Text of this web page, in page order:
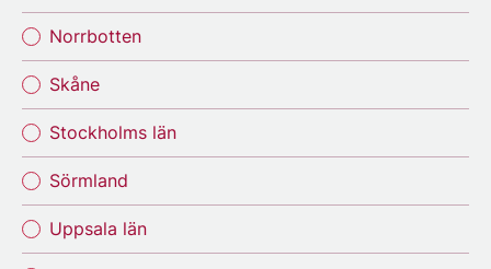
Norrbotten
Skåne
Stockholms län
Sörmland
Uppsala län